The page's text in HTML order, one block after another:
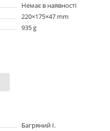
Немає в наявності
220×175×47 mm
935 g
Багряний І.